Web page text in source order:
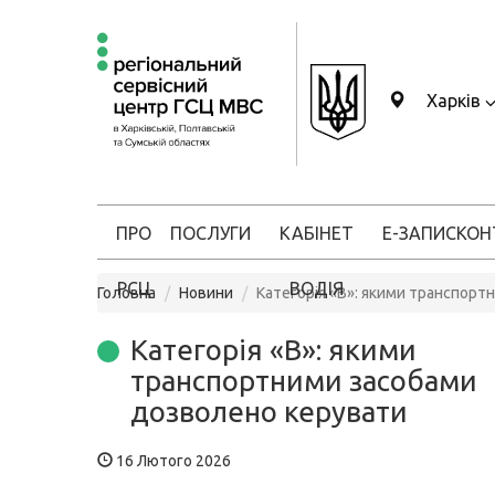
Харків
ПРО
РСЦ
ПОСЛУГИ КАБІНЕТ
ВОДІЯ
Е-ЗАПИС
Головна Новини Категорія «B»: якими
Категорія «B»: якими
транспортними засобами
дозволено керувати
16 Лютого 2026